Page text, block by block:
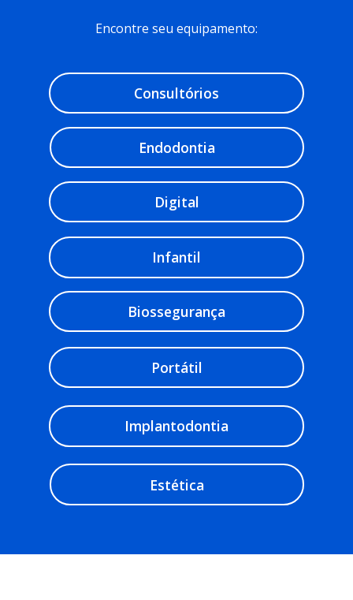
Encontre seu equipamento:
Consultórios
Endodontia
Digital
Infantil
Biossegurança
Portátil
Implantodontia
Estética